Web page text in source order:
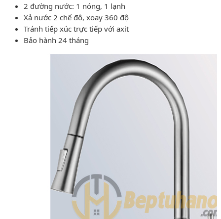
2 đường nước: 1 nóng, 1 lạnh
Xả nước 2 chế độ, xoay 360 độ
Tránh tiếp xúc trực tiếp với axit
Bảo hành 24 tháng